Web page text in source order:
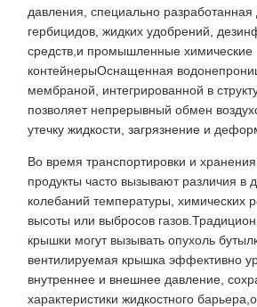
давления, специально разработанная
гербицидов, жидких удобрений,
средств,и промышленные химические
контейнерыОснащенная
мембраной, интегрированной в
позволяет непрерывный обмен
утечку жидкости, загрязнение и
Во время транспортировки и
продукты часто вызывают различия в
колебаний температуры, химических
высоты или выбросов
крышки могут вызывать опухоль
вентилируемая крышка эффективно
внутреннее и внешнее давление,
характеристики жидкостного